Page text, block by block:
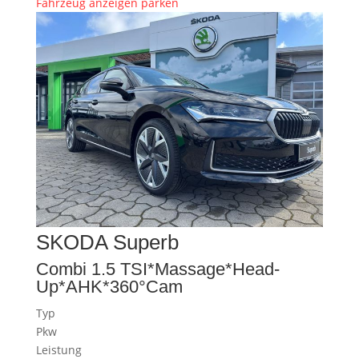
SKODA Superb
Combi 1.5 TSI*Massage*Head-
Up*AHK*360°Cam
Typ
Pkw
Leistung